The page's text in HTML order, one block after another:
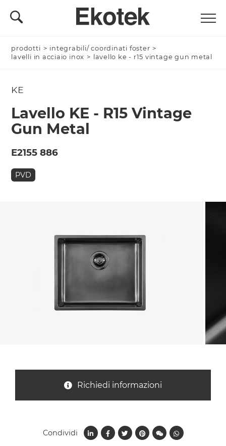
prodotti > integrabili/ coordinati foster >
lavelli in acciaio inox > lavello ke - r15 vintage gun metal
KE
Lavello KE - R15 Vintage
Gun Metal
E2155 886
PVD
Richiedi informazioni
Condividi
Nominativo *
Nome Azienda
l'informativa sulla privacy e accetto il